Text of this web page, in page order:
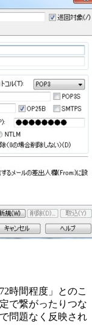
時間程度」とのこ
で繋がったりつな
問題なく反映され